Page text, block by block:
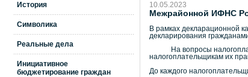
История
Символика
Реальные дела
Инициативное
бюджетирование граждан
10.05.2023
Межрайонной ИФНС
В рамках декларационной
декларирования
На вопросы
налогоплательщикам их
До каждого